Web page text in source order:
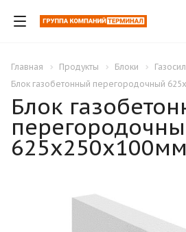
Главная Продукты Блоки
Блок газобетонный перегородочный
Блок
625х250х100мм